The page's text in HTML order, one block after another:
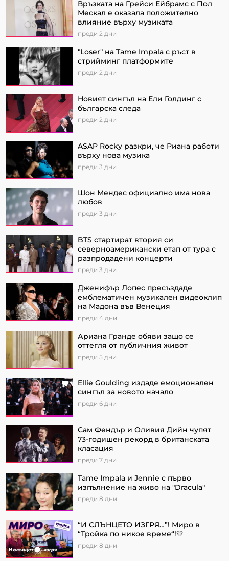
Връзката на Грейси Ейбрамс с Пол
Мескал е оказала положително
влияние върху музиката
преди 2 дни
"Loser" на Tame Impala с ръст в
стрийминг платформите
преди 2 дни
Новият сингъл на Ели Голдинг с
българска следа
преди 2 дни
A$AP Rocky разкри, че Риана работи
върху нова музика
преди 3 дни
Шон Мендес официално има нова
любов
преди 3 дни
BTS стартират втория си
северноамерикански етап от турa с
разпродадени концерти
преди 3 дни
Дженифър Лопес пресъздаде
емблематичен музикален видеоклип
на Мадона във Венеция
преди 4 дни
Ариана Гранде обяви защо се
оттегля от публичния живот
преди 5 дни
Ellie Goulding издаде емоционален
сингъл за новото начало
преди 6 дни
Сам Фендър и Оливия Дийн чупят
73-годишен рекорд в британската
класация
преди 7 дни
Tame Impala и Jennie с първо
изпълнение на живо на "Dracula"
преди 8 дни
“И СЛЪНЦЕТО ИЗГРЯ…”! Миро в
“Тройка по никое време“!💛
преди 8 дни